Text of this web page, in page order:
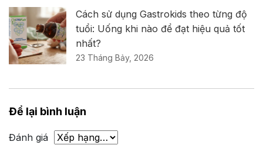
Cách sử dụng Gastrokids theo từng độ
tuổi: Uống khi nào để đạt hiệu quả tốt
nhất?
23 Tháng Bảy, 2026
Để lại bình luận
Đánh giá